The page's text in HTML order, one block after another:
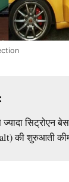
सिट्रोएन
की शुरुआती